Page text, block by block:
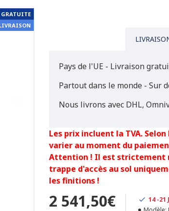
GRATUITE
Pays de l'UE - Livraison
Partout dans le monde - Sur
Nous livrons avec DHL,
Les prix incluent la TVA.
varier au moment du
Attention ! Il est strictement
trappe d'accès au sol
les finitions !
2 541,50€
14 -21